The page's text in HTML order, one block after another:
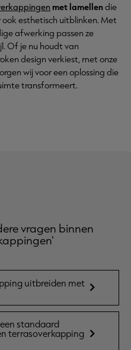
met lamellendie
esthetisch uitblinken. Met
afwerking passen ze
Of je nu houdt van
design verkiest, met onze
wij voor een oplossing die
transformeert.
vragen binnen
uitbreiden met
standaard
terrasoverkapping